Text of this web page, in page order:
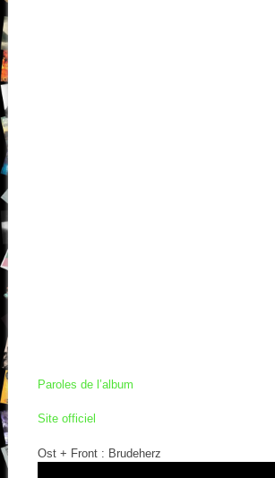
Paroles de l’album
Site officiel
Ost + Front : Brudeherz